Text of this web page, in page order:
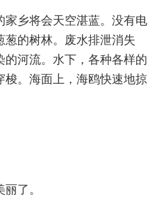
家乡将会天空湛蓝。没有电
葱的树林。废水排泄消失
的河流。水下，各种各样的
梭。海面上，海鸥快速地掠
了。